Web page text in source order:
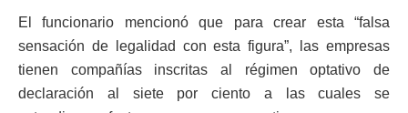
El funcionario mencionó que para crear esta “falsa
sensación de legalidad con esta figura”, las empresas
tienen compañías inscritas al régimen optativo de
declaración al siete por ciento a las cuales se